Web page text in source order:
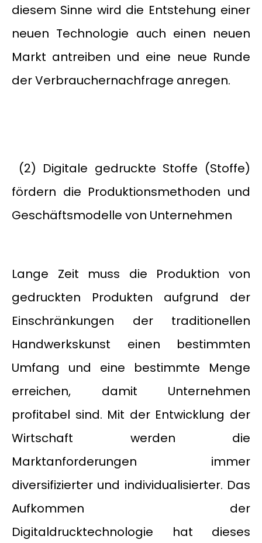
diesem Sinne wird die Entstehung einer
neuen Technologie auch einen neuen
Markt antreiben und eine neue Runde
der Verbrauchernachfrage anregen.
(2) Digitale gedruckte Stoffe (Stoffe)
fördern die Produktionsmethoden und
Geschäftsmodelle von Unternehmen
Lange Zeit muss die Produktion von
gedruckten Produkten aufgrund der
Einschränkungen der traditionellen
Handwerkskunst einen bestimmten
Umfang und eine bestimmte Menge
erreichen, damit Unternehmen
profitabel sind. Mit der Entwicklung der
Wirtschaft werden die
Marktanforderungen immer
diversifizierter und individualisierter. Das
Aufkommen der
Digitaldrucktechnologie hat dieses